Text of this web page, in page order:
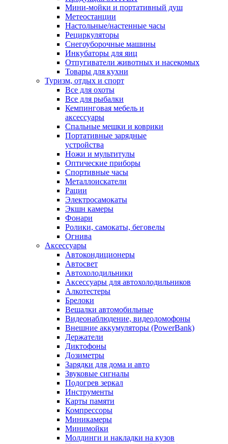
Мини-мойки и портативный душ
Метеостанции
Настольные/настенные часы
Рециркуляторы
Снегоуборочные машины
Инкубаторы для яиц
Отпугиватели животных и насекомых
Товары для кухни
Туризм, отдых и спорт
Все для охоты
Все для рыбалки
Кемпинговая мебель и
аксессуары
Спальные мешки и коврики
Портативные зарядные
устройства
Ножи и мультитулы
Оптические приборы
Спортивные часы
Металлоискатели
Рации
Электросамокаты
Экшн камеры
Фонари
Ролики, самокаты, беговелы
Огнива
Аксессуары
Автокондиционеры
Aвтосвет
Автохолодильники
Аксессуары для автохолодильников
Алкотестеры
Брелоки
Вешалки автомобильные
Видеонаблюдение, видеодомофоны
Внешние аккумуляторы (PowerBank)
Держатели
Диктофоны
Дозиметры
Зарядки для дома и авто
Звуковые сигналы
Подогрев зеркал
Инструменты
Карты памяти
Компрессоры
Миникамеры
Минимойки
Молдинги и накладки на кузов